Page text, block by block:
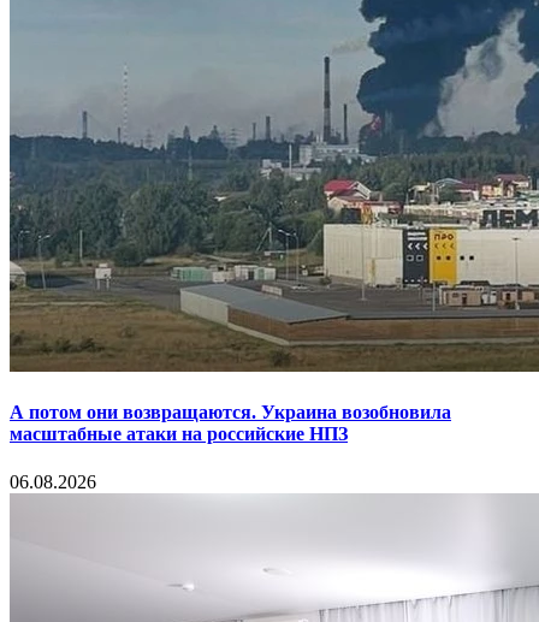
А потом они возвращаются. Украина возобновила
масштабные атаки на российские НПЗ
06.08.2026